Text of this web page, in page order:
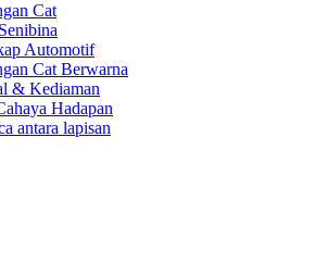
Cat
Automotif
Cat Berwarna
& Kediaman
Hadapan
antara lapisan